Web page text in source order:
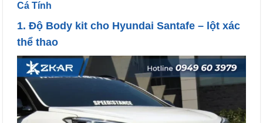
Cá Tính
1. Độ Body kit cho Hyundai Santafe – lột xác
thể thao